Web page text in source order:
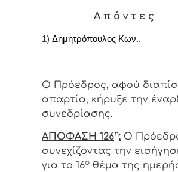
Α π ό ν τ ε ς
1) Δημητρόπουλος Κων..
Ο Πρόεδρος, αφού
απαρτία, κήρυξε την
συνεδρίασης.
ΑΠΟΦΑΣΗ 126η: Ο
συνεχίζοντας την
για το 16ο θέμα της